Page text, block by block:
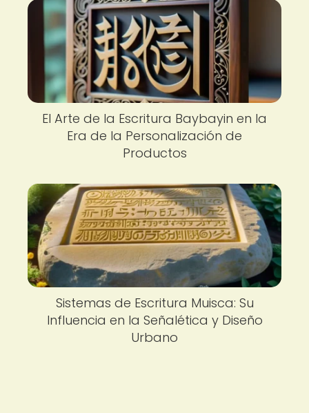
El Arte de la Escritura Baybayin en la
Era de la Personalización de
Productos
Sistemas de Escritura Muisca: Su
Influencia en la Señalética y Diseño
Urbano